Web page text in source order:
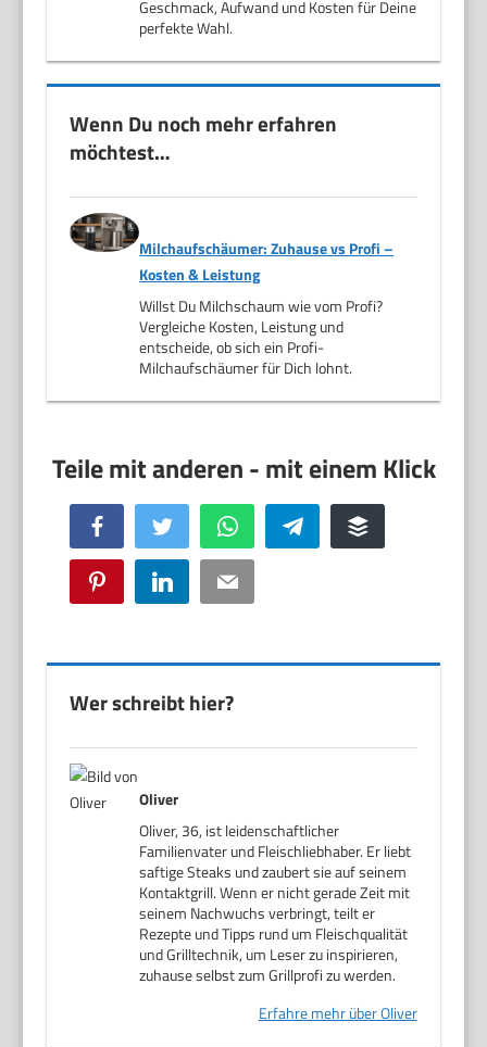
Geschmack, Aufwand und Kosten für Deine
perfekte Wahl.
Wenn Du noch mehr erfahren
möchtest…
Milchaufschäumer: Zuhause vs Profi –
Kosten & Leistung
Willst Du Milchschaum wie vom Profi?
Vergleiche Kosten, Leistung und
entscheide, ob sich ein Profi-
Milchaufschäumer für Dich lohnt.
Facebook Twitter WhatsApp Telegram Buffer
Pinterest LinkedIn Email
Wer schreibt hier?
Oliver
Oliver, 36, ist leidenschaftlicher
Familienvater und Fleischliebhaber. Er liebt
saftige Steaks und zaubert sie auf seinem
Kontaktgrill. Wenn er nicht gerade Zeit mit
seinem Nachwuchs verbringt, teilt er
Rezepte und Tipps rund um Fleischqualität
und Grilltechnik, um Leser zu inspirieren,
zuhause selbst zum Grillprofi zu werden.
Erfahre mehr über Oliver